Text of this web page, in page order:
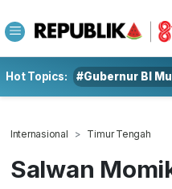
Hot Topics: #Gubernur BI
Internasional Timur Tengah
Salwan